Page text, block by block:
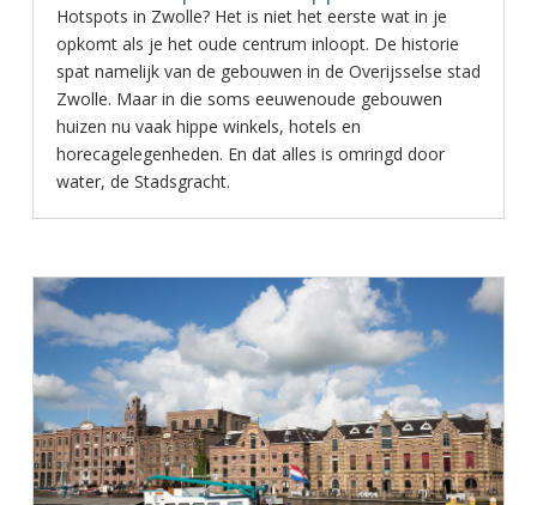
Hotspots in Zwolle? Het is niet het eerste wat in je
opkomt als je het oude centrum inloopt. De historie
spat namelijk van de gebouwen in de Overijsselse stad
Zwolle. Maar in die soms eeuwenoude gebouwen
huizen nu vaak hippe winkels, hotels en
horecagelegenheden. En dat alles is omringd door
water, de Stadsgracht.